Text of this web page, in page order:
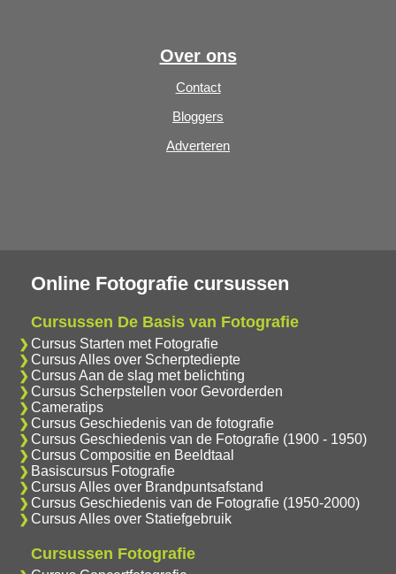
Over ons
Contact
Bloggers
Adverteren
Online Fotografie cursussen
Cursussen De Basis van Fotografie
Cursus Starten met Fotografie
Cursus Alles over Scherptediepte
Cursus Aan de slag met belichting
Cursus Scherpstellen voor Gevorderden
Cameratips
Cursus Geschiedenis van de fotografie
Cursus Geschiedenis van de Fotografie (1900 - 1950)
Cursus Compositie en Beeldtaal
Basiscursus Fotografie
Cursus Alles over Brandpuntsafstand
Cursus Geschiedenis van de Fotografie (1950-2000)
Cursus Alles over Statiefgebruik
Cursussen Fotografie